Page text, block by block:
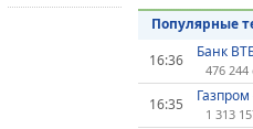
Популярные
16:36
Банк
476
16:35
1 313